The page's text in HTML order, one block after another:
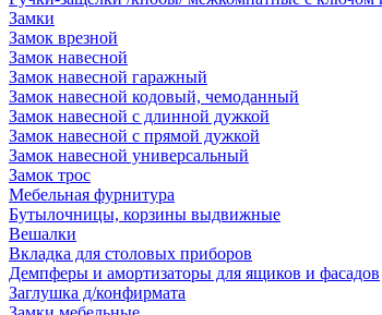
Замки
Замок врезной
Замок навесной
Замок навесной гаражный
Замок навесной кодовый, чемоданный
Замок навесной с длинной дужкой
Замок навесной с прямой дужкой
Замок навесной универсальный
Замок трос
Мебельная фурнитура
Бутылочницы, корзины выдвижные
Вешалки
Вкладка для столовых приборов
Демпферы и амортизаторы для ящиков и фасадов
Заглушка д/конфирмата